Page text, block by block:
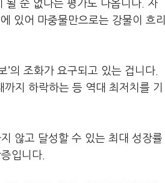
될 순 없다는 평가도 나옵니다. 자
있어 마중물만으로는 강물이 흐리
’의 조화가 요구되고 있는 겁니다.
지 하락하는 등 역대 최저치를 기
않고 달성할 수 있는 최대 성장률
입니다.